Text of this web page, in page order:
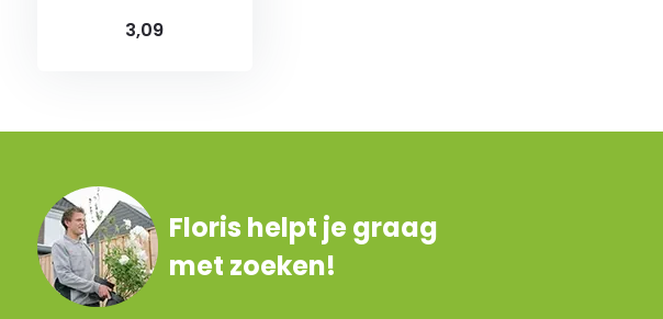
3,09
Floris helpt je graag
met zoeken!